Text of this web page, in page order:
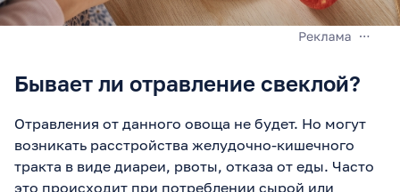
Бывает ли отравление свеклой?
Отравления от данного овоща не будет. Но могут
возникать расстройства желудочно-кишечного
тракта в виде диареи, рвоты, отказа от еды. Часто
это происходит при потреблении сырой или